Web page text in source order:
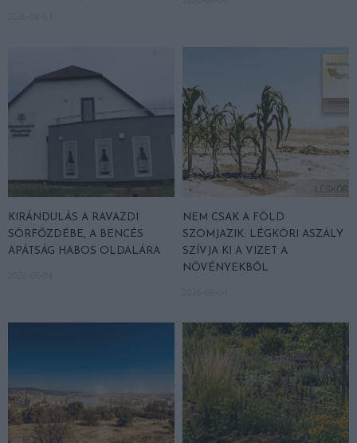
KIRÁNDULÁS A RAVAZDI
SÖRFŐZDÉBE, A BENCÉS
APÁTSÁG HABOS OLDALÁRA
NEM CSAK A FÖLD
SZOMJAZIK: LÉGKÖRI ASZÁLY
SZÍVJA KI A VIZET A
NÖVÉNYEKBŐL